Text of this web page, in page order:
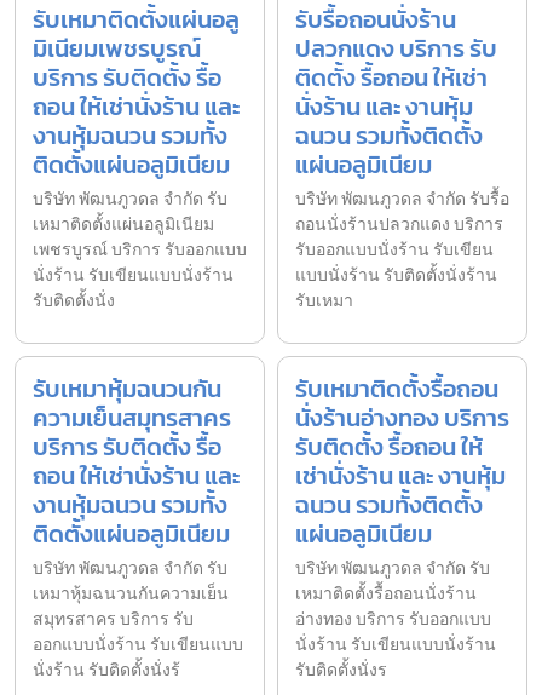
รับเหมาติดตั้งแผ่นอลู
มิเนียมเพชรบูรณ์
บริการ รับติดตั้ง รื้อ
ถอน ให้เช่านั่งร้าน และ
งานหุ้มฉนวน รวมทั้ง
ติดตั้งแผ่นอลูมิเนียม
บริษัท พัฒนภูวดล จำกัด รับ
เหมาติดตั้งแผ่นอลูมิเนียม
เพชรบูรณ์ บริการ รับออกแบบ
นั่งร้าน รับเขียนแบบนั่งร้าน
รับติดตั้งนั่ง
รับรื้อถอนนั่งร้าน
ปลวกแดง บริการ รับ
ติดตั้ง รื้อถอน ให้เช่า
นั่งร้าน และ งานหุ้ม
ฉนวน รวมทั้งติดตั้ง
แผ่นอลูมิเนียม
บริษัท พัฒนภูวดล จำกัด รับรื้อ
ถอนนั่งร้านปลวกแดง บริการ
รับออกแบบนั่งร้าน รับเขียน
แบบนั่งร้าน รับติดตั้งนั่งร้าน
รับเหมา
รับเหมาหุ้มฉนวนกัน
ความเย็นสมุทรสาคร
บริการ รับติดตั้ง รื้อ
ถอน ให้เช่านั่งร้าน และ
งานหุ้มฉนวน รวมทั้ง
ติดตั้งแผ่นอลูมิเนียม
บริษัท พัฒนภูวดล จำกัด รับ
เหมาหุ้มฉนวนกันความเย็น
สมุทรสาคร บริการ รับ
ออกแบบนั่งร้าน รับเขียนแบบ
นั่งร้าน รับติดตั้งนั่งร้
รับเหมาติดตั้งรื้อถอน
นั่งร้านอ่างทอง บริการ
รับติดตั้ง รื้อถอน ให้
เช่านั่งร้าน และ งานหุ้ม
ฉนวน รวมทั้งติดตั้ง
แผ่นอลูมิเนียม
บริษัท พัฒนภูวดล จำกัด รับ
เหมาติดตั้งรื้อถอนนั่งร้าน
อ่างทอง บริการ รับออกแบบ
นั่งร้าน รับเขียนแบบนั่งร้าน
รับติดตั้งนั่งร